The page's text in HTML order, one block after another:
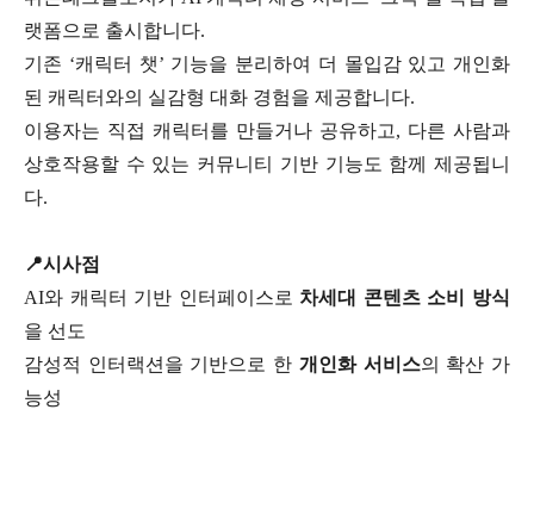
랫폼으로 출시합니다.
기존 ‘캐릭터 챗’ 기능을 분리하여 더 몰입감 있고 개인화
된 캐릭터와의 실감형 대화 경험을 제공합니다.
이용자는 직접 캐릭터를 만들거나 공유하고, 다른 사람과
상호작용할 수 있는 커뮤니티 기반 기능도 함께 제공됩니
다.
📍시사점
AI와 캐릭터 기반 인터페이스로 차세대 콘텐츠 소비 방식
을 선도
감성적 인터랙션을 기반으로 한 개인화 서비스의 확산 가
능성